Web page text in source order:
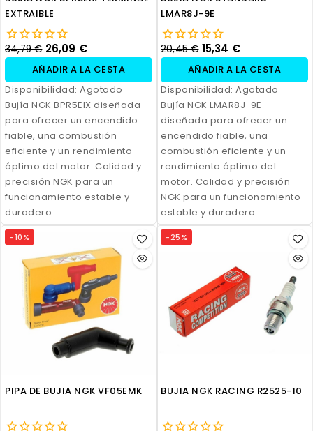
EXTRAIBLE
34,79 € 26,09 €
AÑADIR A LA CESTA
Disponibilidad: Agotado
Bujía NGK BPR5EIX diseñada
para ofrecer un encendido
fiable, una combustión
eficiente y un rendimiento
óptimo del motor. Calidad y
precisión NGK para un
funcionamiento estable y
duradero.
LMAR8J-9E
20,45 € 15,34 €
AÑADIR A LA CESTA
Disponibilidad: Agotado
Bujía NGK LMAR8J-9E
diseñada para ofrecer un
encendido fiable, una
combustión eficiente y un
rendimiento óptimo del
motor. Calidad y precisión
NGK para un funcionamiento
estable y duradero.
-10%
PIPA DE BUJIA NGK VF05EMK
-25%
BUJIA NGK RACING R2525-10